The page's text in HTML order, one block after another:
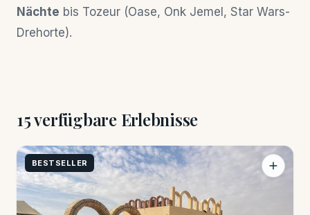
Nächte bis Tozeur (Oase, Onk Jemel, Star Wars-
Drehorte).
15 verfügbare Erlebnisse
BESTSELLER